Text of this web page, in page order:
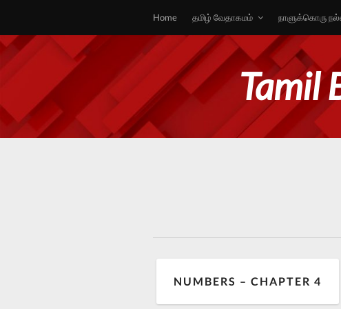
Home தமிழ் வேதாகமம் நாளுக்கொரு
Tamil
NUMBERS – CHAPTER 4